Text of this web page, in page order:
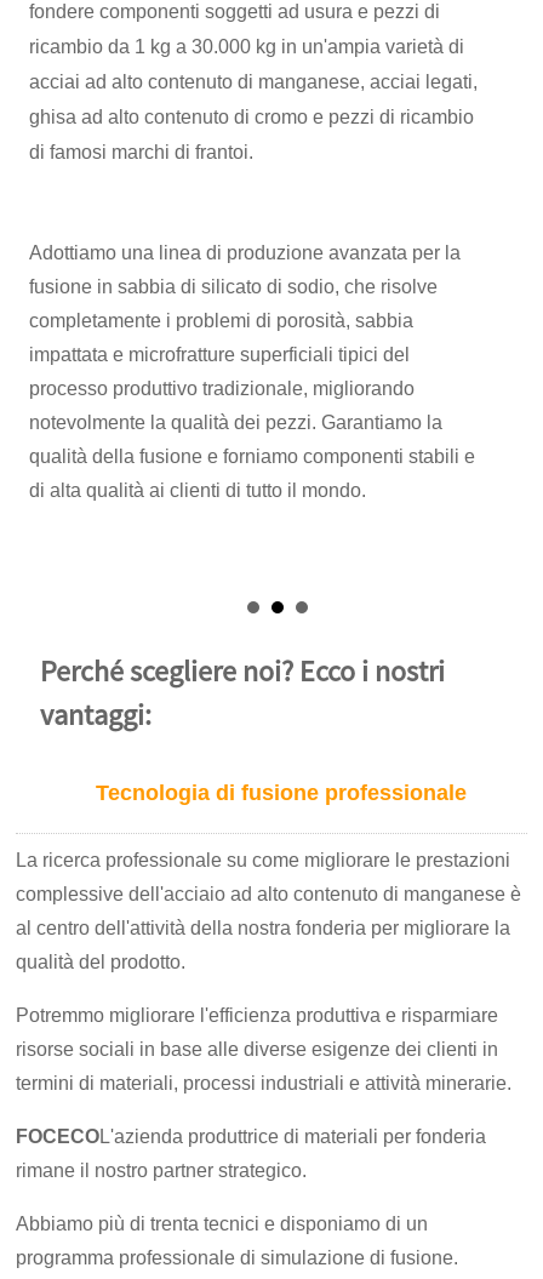
fondere componenti soggetti ad usura e pezzi di
ricambio da 1 kg a 30.000 kg in un'ampia varietà di
acciai ad alto contenuto di manganese, acciai legati,
ghisa ad alto contenuto di cromo e pezzi di ricambio
di famosi marchi di frantoi.
Adottiamo una linea di produzione avanzata per la
fusione in sabbia di silicato di sodio, che risolve
completamente i problemi di porosità, sabbia
impattata e microfratture superficiali tipici del
processo produttivo tradizionale, migliorando
notevolmente la qualità dei pezzi. Garantiamo la
qualità della fusione e forniamo componenti stabili e
di alta qualità ai clienti di tutto il mondo.
Perché scegliere noi? Ecco i nostri
vantaggi:
Tecnologia di fusione professionale
La ricerca professionale su come migliorare le prestazioni
complessive dell'acciaio ad alto contenuto di manganese è
al centro dell'attività della nostra fonderia per migliorare la
qualità del prodotto.
Potremmo migliorare l'efficienza produttiva e risparmiare
risorse sociali in base alle diverse esigenze dei clienti in
termini di materiali, processi industriali e attività minerarie.
FOCECOL'azienda produttrice di materiali per fonderia
rimane il nostro partner strategico.
Abbiamo più di trenta tecnici e disponiamo di un
programma professionale di simulazione di fusione.